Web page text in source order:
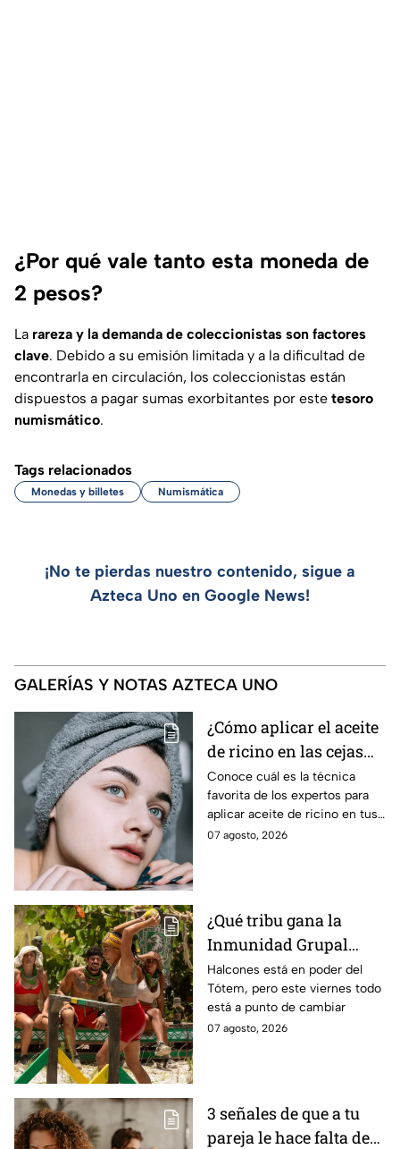
¿Por qué vale tanto esta moneda de
2 pesos?
La rareza y la demanda de coleccionistas son factores
clave. Debido a su emisión limitada y a la dificultad de
encontrarla en circulación, los coleccionistas están
dispuestos a pagar sumas exorbitantes por este tesoro
numismático.
Tags relacionados
Monedas y billetes Numismática
¡No te pierdas nuestro contenido, sigue a
Azteca Uno en Google News!
GALERÍAS Y NOTAS AZTECA UNO
¿Cómo aplicar el aceite
de ricino en las cejas
correctamente sin
obstruir los poros de la
piel?
Conoce cuál es la técnica
favorita de los expertos para
aplicar aceite de ricino en tus
cejas y hacerlas mpás tupidas
07 agosto, 2026
¿Qué tribu gana la
Inmunidad Grupal
HOY, 07 de agosto, en
Survivor México La
Reliquia en Llamas?
Halcones está en poder del
Tótem, pero este viernes todo
está a punto de cambiar
07 agosto, 2026
3 señales de que a tu
pareja le hace falta de